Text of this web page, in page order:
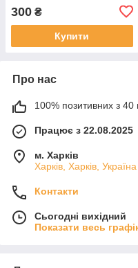
300 ₴
Купити
Про нас
100% позитивних з 40
Працює з 22.08.2025
м. Харків
Харків, Харків, Україна
Контакти
Сьогодні вихідний
Показати весь